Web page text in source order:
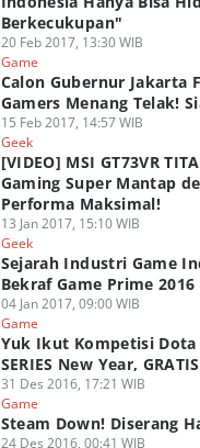
Berkecukupan"
20 Feb 2017, 13:30 WIB
Game
Calon Gubernur Jakarta
Gamers Menang Telak!
15 Feb 2017, 14:57 WIB
Geek
[VIDEO] MSI GT73VR
Gaming Super Mantap
Performa Maksimal!
13 Jan 2017, 15:10 WIB
Geek
Sejarah Industri Game
Bekraf Game Prime 2016
04 Jan 2017, 09:00 WIB
Game
Yuk Ikut Kompetisi Dota
SERIES New Year,
31 Des 2016, 17:21 WIB
Game
Steam Down! Diserang
24 Des 2016, 00:41 WIB